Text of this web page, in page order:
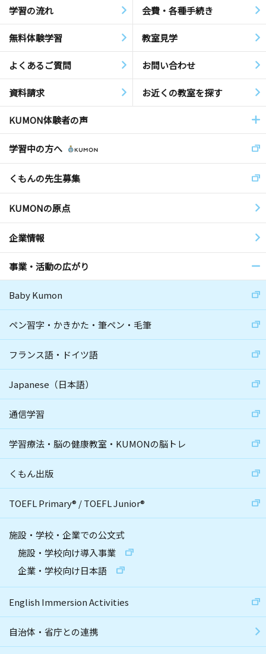
学習の流れ 会費・各種手続き
無料体験学習 教室見学
よくあるご質問 お問い合わせ
資料請求 お近くの教室を探す
KUMON体験者の声
学習中の方へ
くもんの先生募集
KUMONの原点
企業情報
事業・活動の広がり
Baby Kumon
ペン習字・かきかた・筆ペン・毛筆
フランス語・ドイツ語
Japanese（日本語）
通信学習
学習療法・脳の健康教室・KUMONの脳トレ
くもん出版
TOEFL Primary® /TOEFL Junior®
施設・学校・企業での公文式
施設・学校向け導入事業
企業・学校向け日本語
English Immersion Activities
自治体・省庁との連携